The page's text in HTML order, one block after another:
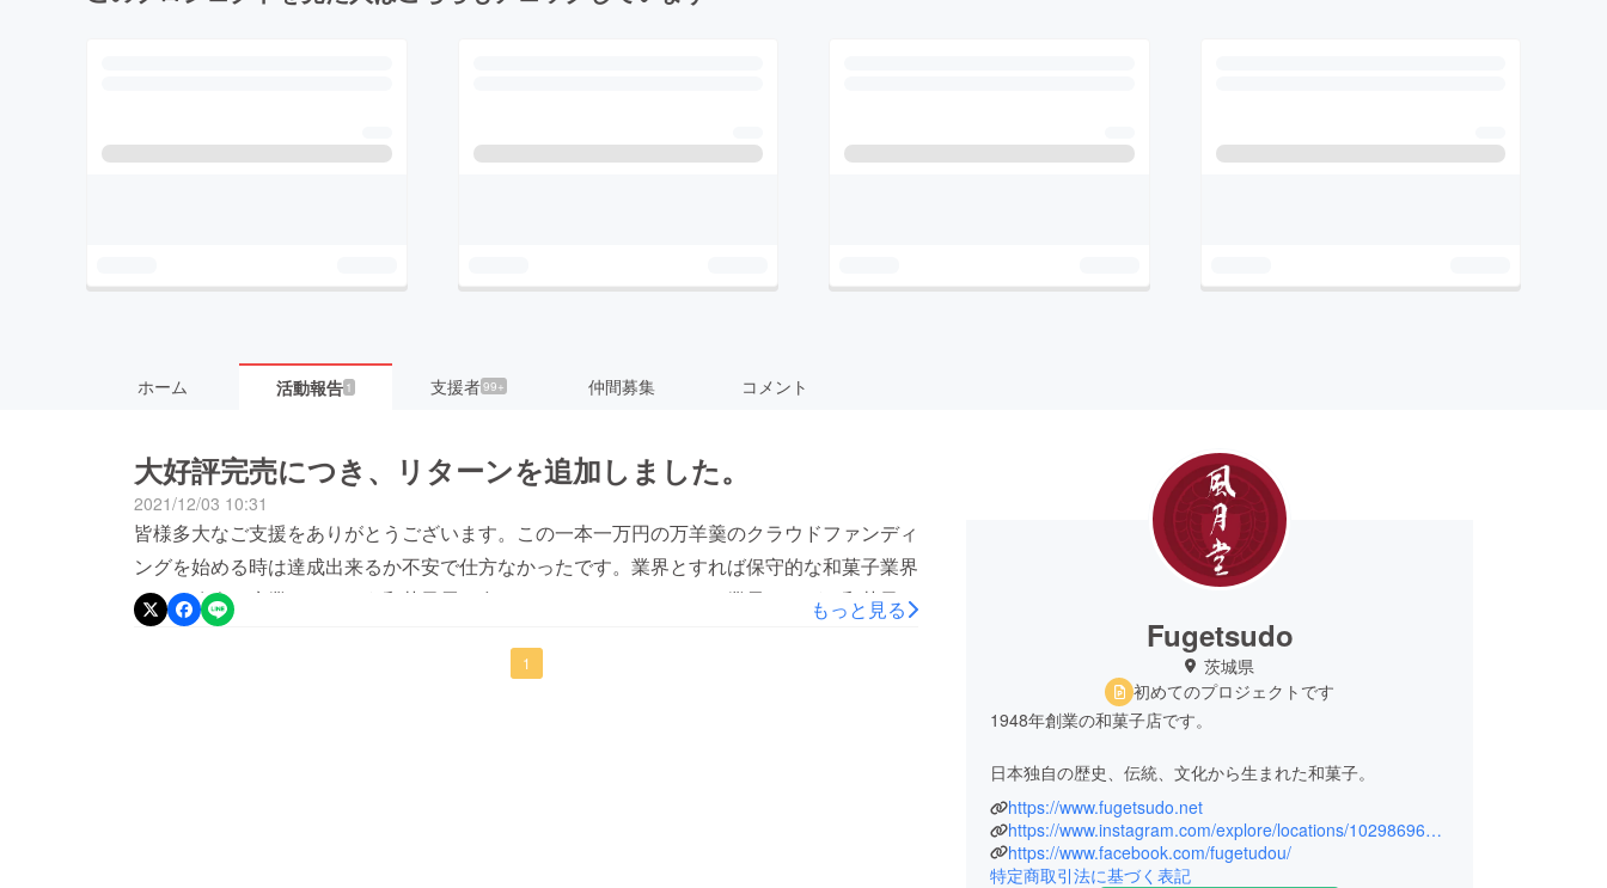
ホーム 活動報告 1 支援者99+ 仲間募集 コメント
大好評完売につき、リターンを追加しました。
2021/12/03 10:31
皆様多大なご支援をありがとうございます。この一本一万円の万羊羹のクラウドファンディ
ングを始める時は達成出来るか不安で仕方なかったです。業界とすれば保守的な和菓子業界
です。昨今は廃業してしまう和菓子屋も多くなってきました。そんな業界ですが、和菓子屋
としてチャレンジをしている姿勢を皆さんに見て頂きたいと思いスタートしました。皆様の
ご支援のおかげで目標金額をクリアすることができ更に３００％を超える支援を頂くことが
もっと見る
1
Fugetsudo
茨城県
初めてのプロジェクトです
1948年創業の和菓子店です。
日本独自の歴史、伝統、文化から生まれた和菓子。
和菓子は古来より人と人を結び、移りゆく四季折々の想いを
慈しみ育まれてきました。
https://www.fugetsudo.net
https://www.instagram.com/explore/locations/102986969867740/
https://www.facebook.com/fugetudou/
特定商取引法に基づく表記